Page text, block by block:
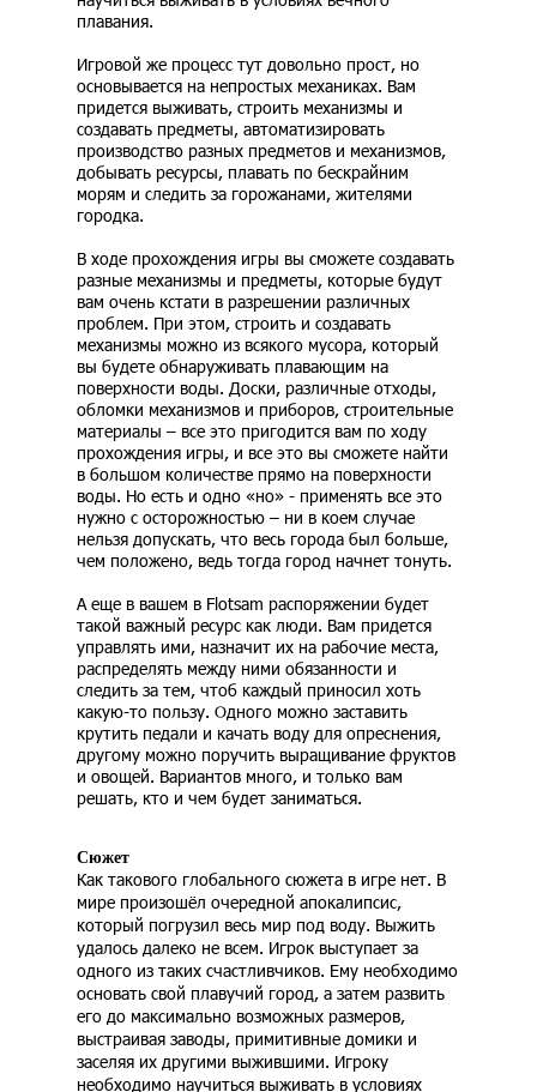
плавания.
Игровой же процесс тут довольно прост, но
основывается на непростых механиках. Вам
придется выживать, строить механизмы и
создавать предметы, автоматизировать
производство разных предметов и механизмов,
добывать ресурсы, плавать по бескрайним
морям и следить за горожанами, жителями
городка.
В ходе прохождения игры вы сможете создавать
разные механизмы и предметы, которые будут
вам очень кстати в разрешении различных
проблем. При этом, строить и создавать
механизмы можно из всякого мусора, который
вы будете обнаруживать плавающим на
поверхности воды. Доски, различные отходы,
обломки механизмов и приборов, строительные
материалы – все это пригодится вам по ходу
прохождения игры, и все это вы сможете найти
в большом количестве прямо на поверхности
воды. Но есть и одно «но» - применять все это
нужно с осторожностью – ни в коем случае
нельзя допускать, что весь города был больше,
чем положено, ведь тогда город начнет тонуть.
А еще в вашем в Flotsam распоряжении будет
такой важный ресурс как люди. Вам придется
управлять ими, назначит их на рабочие места,
распределять между ними обязанности и
следить за тем, чтоб каждый приносил хоть
какую-то пользу. Одного можно заставить
крутить педали и качать воду для опреснения,
другому можно поручить выращивание фруктов
и овощей. Вариантов много, и только вам
решать, кто и чем будет заниматься.
Сюжет
Как такового глобального сюжета в игре нет. В
мире произошёл очередной апокалипсис,
который погрузил весь мир под воду. Выжить
удалось далеко не всем. Игрок выступает за
одного из таких счастливчиков. Ему необходимо
основать свой плавучий город, а затем развить
его до максимально возможных размеров,
выстраивая заводы, примитивные домики и
заселяя их другими выжившими. Игроку
необходимо научиться выживать в условиях